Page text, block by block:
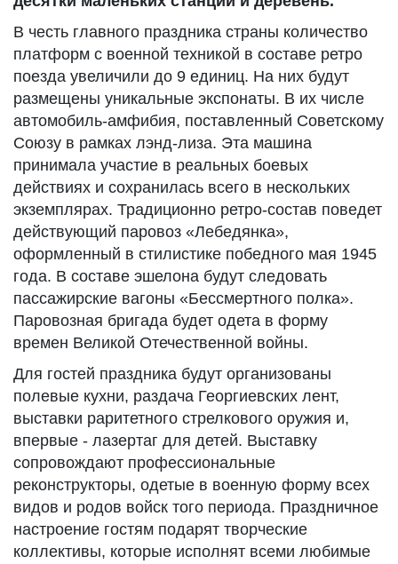
В честь главного праздника страны количество
платформ с военной техникой в составе ретро
поезда увеличили до 9 единиц. На них будут
размещены уникальные экспонаты. В их числе
автомобиль-амфибия, поставленный Советскому
Союзу в рамках лэнд-лиза. Эта машина
принимала участие в реальных боевых
действиях и сохранилась всего в нескольких
экземплярах. Традиционно ретро-состав поведет
действующий паровоз «Лебедянка»,
оформленный в стилистике победного мая 1945
года. В составе эшелона будут следовать
пассажирские вагоны «Бессмертного полка».
Паровозная бригада будет одета в форму
времен Великой Отечественной войны.
Для гостей праздника будут организованы
полевые кухни, раздача Георгиевских лент,
выставки раритетного стрелкового оружия и,
впервые - лазертаг для детей. Выставку
сопровождают профессиональные
реконструкторы, одетые в военную форму всех
видов и родов войск того периода. Праздничное
настроение гостям подарят творческие
коллективы, которые исполнят всеми любимые